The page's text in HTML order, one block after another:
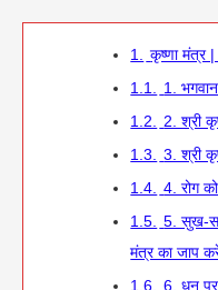
1.
कृष्णा मंत्र
1.1.
1.
1.2.
2. श्री
1.3.
3. श्री
1.4.
4. रोग
1.5.
5. सुख-
मंत्र का जाप
1.6.
6. धन